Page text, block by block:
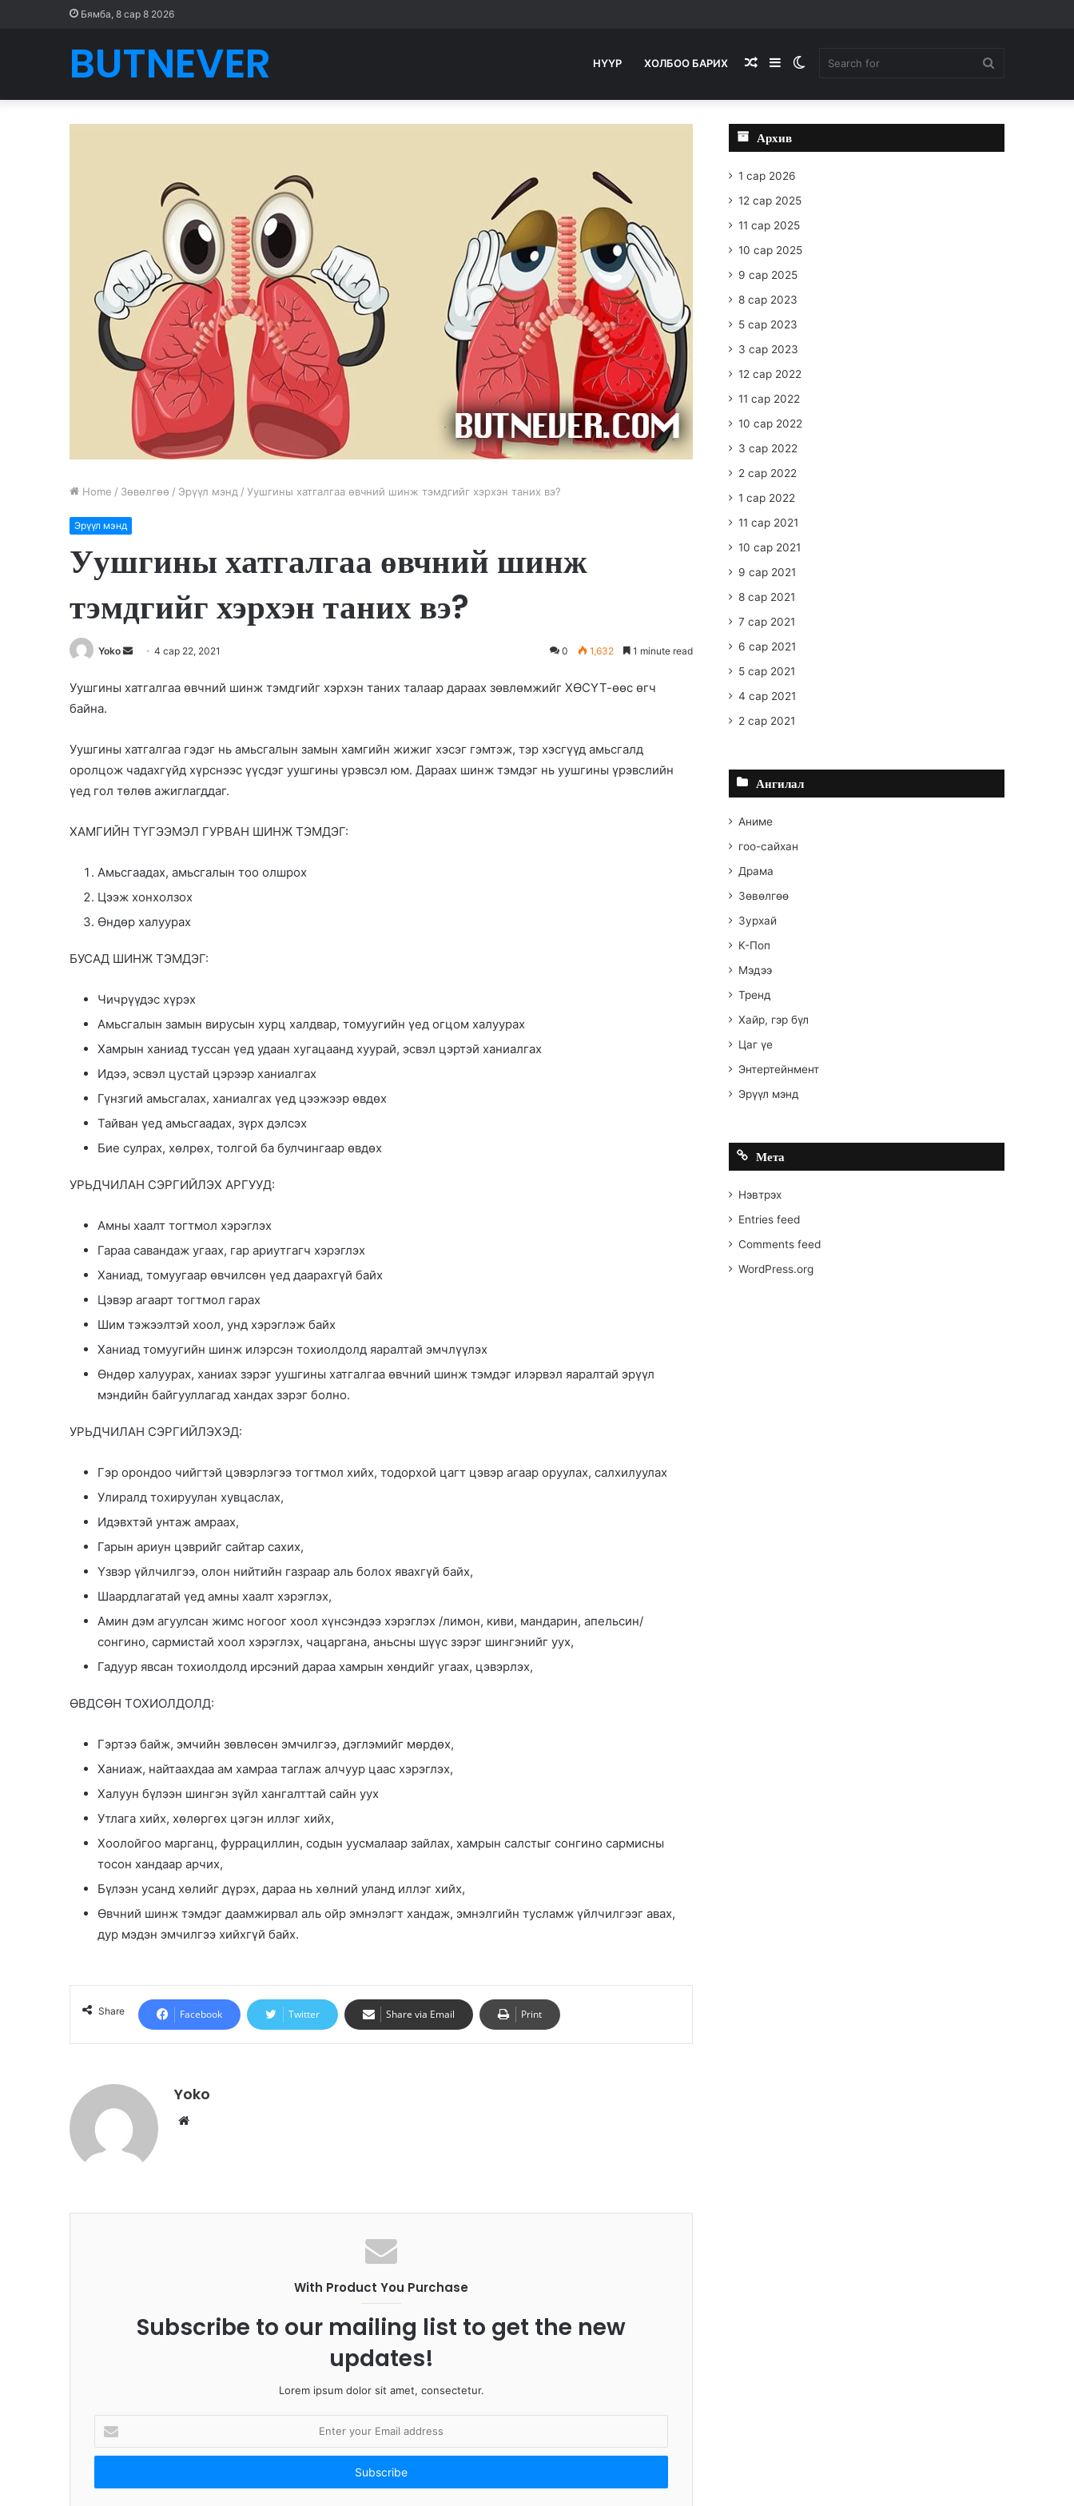
Бямба, 8 сар 8 2026
BUTNEVER НҮҮР ХОЛБОО БАРИХ Switch
Sidebar
Random
Article
Home / Зөвөлгөө / Эрүүл мэнд / Уушгины хатгалгаа өвчний шинж тэмдгийг хэрхэн таних вэ?
Эрүүл мэнд
Уушгины хатгалгаа өвчний шинж
тэмдгийг хэрхэн таних вэ?
Yoko
n
n
e
m
4 сар 22, 2021 0 1,632 1 minute read
Уушгины хатгалгаа өвчний шинж тэмдгийг хэрхэн таних талаар дараах зөвлөмжийг ХӨСҮТ-өөс өгч
байна.
Уушгины хатгалгаа гэдэг нь амьсгалын замын хамгийн жижиг хэсэг гэмтэж, тэр хэсгүүд амьсгалд
оролцож чадахгүйд хүрснээс үүсдэг уушгины үрэвсэл юм. Дараах шинж тэмдэг нь уушгины үрэвслийн
үед гол төлөв ажиглагддаг.
ХАМГИЙН ТҮГЭЭМЭЛ ГУРВАН ШИНЖ ТЭМДЭГ:
Амьсгаадах, амьсгалын тоо олшрох
Цээж хонхолзох
Өндөр халуурах
БУСАД ШИНЖ ТЭМДЭГ:
Чичрүүдэс хүрэх
Амьсгалын замын вирусын хурц халдвар, томуугийн үед огцом халуурах
Хамрын ханиад туссан үед удаан хугацаанд хуурай, эсвэл цэртэй ханиалгах
Идээ, эсвэл цустай цэрээр ханиалгах
Гүнзгий амьсгалах, ханиалгах үед цээжээр өвдөх
Тайван үед амьсгаадах, зүрх дэлсэх
Бие сулрах, хөлрөх, толгой ба булчингаар өвдөх
УРЬДЧИЛАН СЭРГИЙЛЭХ АРГУУД:
Амны хаалт тогтмол хэрэглэх
Гараа савандаж угаах, гар ариутгагч хэрэглэх
Ханиад, томуугаар өвчилсөн үед даарахгүй байх
Цэвэр агаарт тогтмол гарах
Шим тэжээлтэй хоол, унд хэрэглэж байх
Ханиад томуугийн шинж илэрсэн тохиолдолд яаралтай эмчлүүлэх
Өндөр халуурах, ханиах зэрэг уушгины хатгалгаа өвчний шинж тэмдэг илэрвэл яаралтай эрүүл
мэндийн байгууллагад хандах зэрэг болно.
УРЬДЧИЛАН СЭРГИЙЛЭХЭД:
Гэр орондоо чийгтэй цэвэрлэгээ тогтмол хийх, тодорхой цагт цэвэр агаар оруулах, салхилуулах
Улиралд тохируулан хувцаслах,
Идэвхтэй унтаж амраах,
Гарын ариун цэврийг сайтар сахих,
Үзвэр үйлчилгээ, олон нийтийн газраар аль болох явахгүй байх,
Шаардлагатай үед амны хаалт хэрэглэх,
Амин дэм агуулсан жимс ногоог хоол хүнсэндээ хэрэглэх /лимон, киви, мандарин, апельсин/
сонгино, сармистай хоол хэрэглэх, чацаргана, аньсны шүүс зэрэг шингэнийг уух,
Гадуур явсан тохиолдолд ирсэний дараа хамрын хөндийг угаах, цэвэрлэх,
ӨВДСӨН ТОХИОЛДОЛД:
Гэртээ байж, эмчийн зөвлөсөн эмчилгээ, дэглэмийг мөрдөх,
Ханиаж, найтаахдаа ам хамраа таглаж алчуур цаас хэрэглэх,
Халуун бүлээн шингэн зүйл хангалттай сайн уух
Утлага хийх, хөлөргөх цэгэн иллэг хийх,
Хоолойгоо марганц, фуррациллин, содын уусмалаар зайлах, хамрын салстыг сонгино сармисны
тосон хандаар арчих,
Бүлээн усанд хөлийг дүрэх, дараа нь хөлний уланд иллэг хийх,
Өвчний шинж тэмдэг даамжирвал аль ойр эмнэлэгт хандаж, эмнэлгийн тусламж үйлчилгээг авах,
дур мэдэн эмчилгээ хийхгүй байх.
Share Facebook Twitter Share via Email Print
Yoko
t
With Product You Purchase
Subscribe to our mailing list to get the new
updates!
Lorem ipsum dolor sit amet, consectetur.
t
r
Архив
1 сар 2026
12 сар 2025
11 сар 2025
10 сар 2025
9 сар 2025
8 сар 2023
5 сар 2023
3 сар 2023
12 сар 2022
11 сар 2022
10 сар 2022
3 сар 2022
2 сар 2022
1 сар 2022
11 сар 2021
10 сар 2021
9 сар 2021
8 сар 2021
7 сар 2021
6 сар 2021
5 сар 2021
4 сар 2021
2 сар 2021
Ангилал
Аниме
гоо-сайхан
Драма
Зөвөлгөө
Зурхай
К-Поп
Мэдээ
Тренд
Хайр, гэр бүл
Цаг үе
Энтертейнмент
Эрүүл мэнд
Мета
Нэвтрэх
Entries feed
Comments feed
WordPress.org